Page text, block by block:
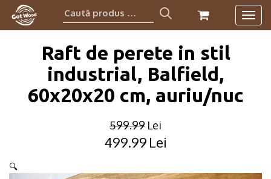
Caută
produs:
Raft de perete in stil
industrial, Balfield,
60x20x20 cm, auriu/nuc
599.99 Lei
Original
was:
499.99 Lei
Current
is:
🔍